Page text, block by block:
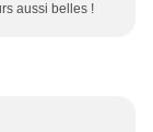
aussi belles !